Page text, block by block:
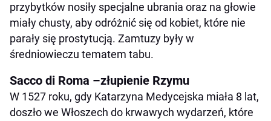
przybytków nosiły specjalne ubrania oraz na głowie
miały chusty, aby odróżnić się od kobiet, które nie
parały się prostytucją. Zamtuzy były w
średniowieczu tematem tabu.
Sacco di Roma –złupienie Rzymu
W 1527 roku, gdy Katarzyna Medycejska miała 8 lat,
doszło we Włoszech do krwawych wydarzeń, które